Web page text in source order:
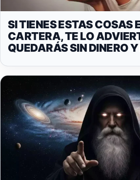
SI TIENES ESTAS COSAS
CARTERA, TE LO
QUEDARÁS SIN DINERO